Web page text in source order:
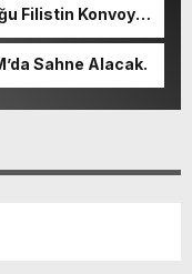
Filistin Konvoyu,
Sahne Alacak.